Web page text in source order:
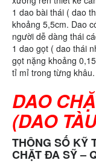
1 dao bài thái ( dao
khoảng 5,5cm. Dao
người dễ dàng thái
1 dao gọt ( dao thái
gọt nặng khoảng
tỉ mỉ trong từng
DAO
(DAO
THÔNG SỐ KỸ
CHẶT ĐA SỸ –